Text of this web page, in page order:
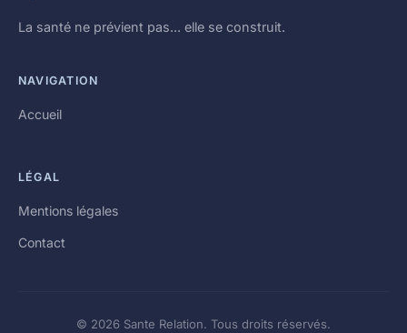
La santé ne prévient pas... elle se construit.
NAVIGATION
Accueil
LÉGAL
Mentions légales
Contact
© 2026 Sante Relation. Tous droits réservés.